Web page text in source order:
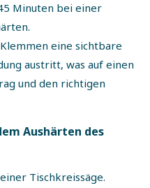
Minuten bei einer
eine sichtbare
austritt, was auf einen
und den richtigen
Aushärten des
Tischkreissäge.